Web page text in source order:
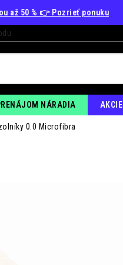
až 50 % 👉 Pozrieť ponuku
NÁRADIA AKCIE
0.0 Microfibra